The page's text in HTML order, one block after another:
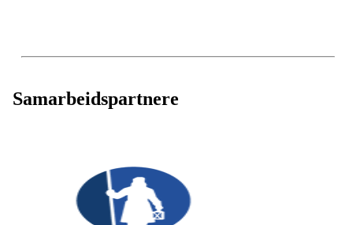
Samarbeidspartnere